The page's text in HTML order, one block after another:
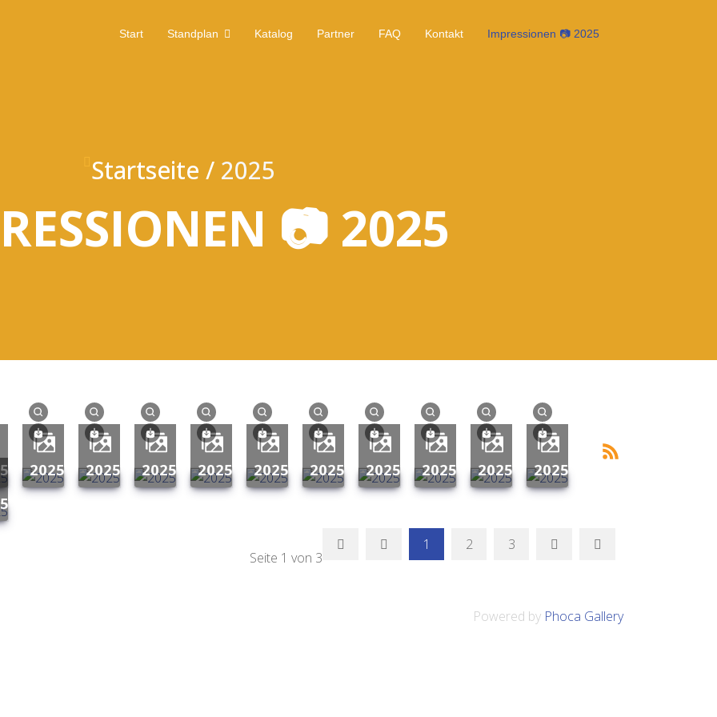
Start Standplan Katalog Partner FAQ Kontakt Impressionen 📷 2025
Startseite 2025
📷 2025
2025 2025 2025 2025 2025 2025 2025 2025 2025
2025
Seite 1 von 3
1 2 3
Powered by Phoca Gallery